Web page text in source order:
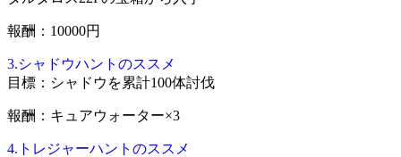
報酬：10000円
3.シャドウハントのススメ
目標：シャドウを累計100体討伐
報酬：キュアウォーター×3
4.トレジャーハントのススメ